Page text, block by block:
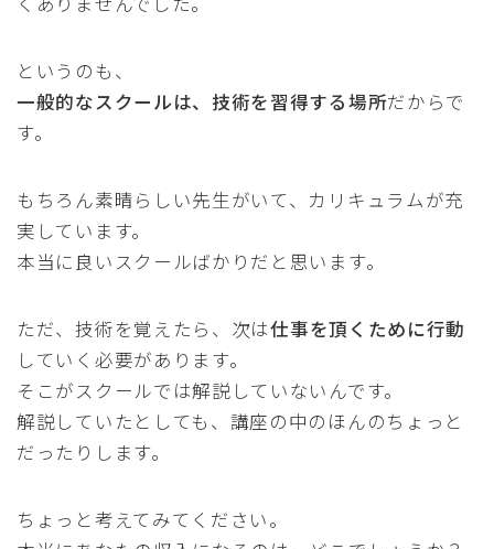
というのも、
一般的なスクールは、技術を習得する場所だからで
す。
もちろん素晴らしい先生がいて、カリキュラムが充
実しています。
本当に良いスクールばかりだと思います。
ただ、技術を覚えたら、次は仕事を頂くために行動
していく必要があります。
そこがスクールでは解説していないんです。
解説していたとしても、講座の中のほんのちょっと
だったりします。
ちょっと考えてみてください。